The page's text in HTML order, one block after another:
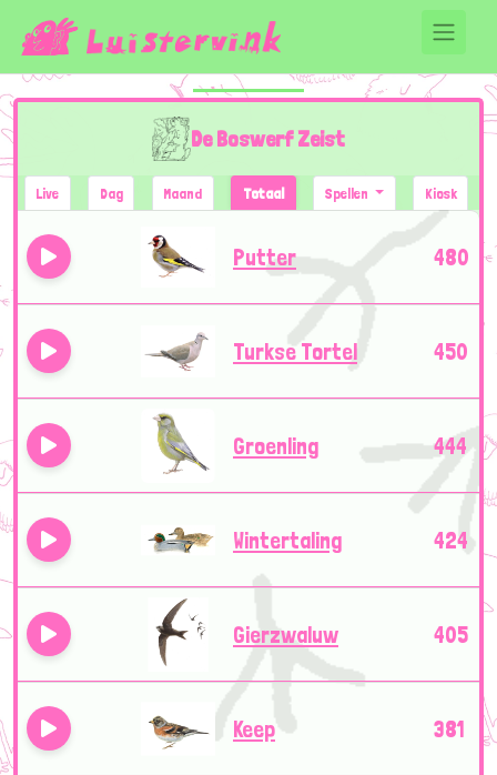
De Boswerf Zeist
Live Dag Maand Totaal Spellen Kiosk
Putter 480
Turkse Tortel 450
Groenling 444
Wintertaling 424
Gierzwaluw 405
Keep 381